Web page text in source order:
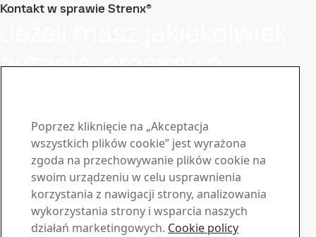
Kontakt w sprawie Strenx®
pytania, prosimy o
Bądź na bieżąco z biuletynem
Strenx®
Zapisz się do naszego newslettera, aby otrzymywać
najnowsze wiadomości z branży, aktualizacje produktów i
inspirujące historie
Zapisz się tutaj
Sprzedaż
Poprzez kliknięcie na „Akceptacja
wszystkich plików cookie” jest wyrażona
zgoda na przechowywanie plików cookie na
swoim urządzeniu w celu usprawnienia
korzystania z nawigacji strony, analizowania
wykorzystania strony i wsparcia naszych
działań marketingowych. Cookie policy